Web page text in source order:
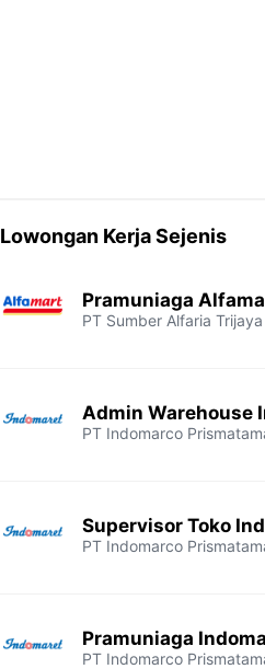
Lowongan Kerja Sejenis
Pramuniaga
PT Sumber Alfaria
Admin Warehouse
PT Indomarco
Supervisor Toko
PT Indomarco
Pramuniaga
PT Indomarco